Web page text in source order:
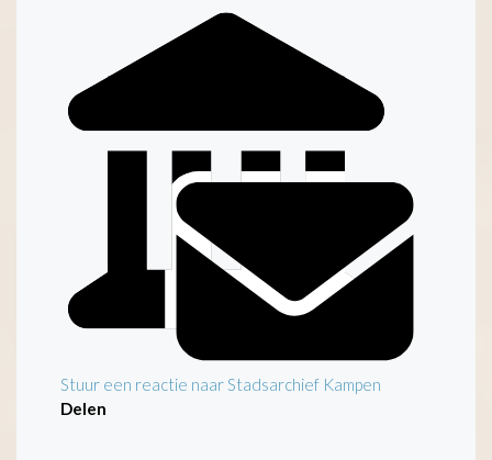
Inleiding
Stuur een reactie naar Stadsarchief Kampen
Delen